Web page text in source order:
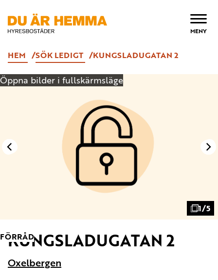
ÖPPNA
MENY
HEM SÖK LEDIGT KUNGSLADUGATAN 2
Öppna bilder i fullskärmsläge
1/5
TYP:
FÖRRÅD
KUNGSLADUGATAN 2
Oxelbergen